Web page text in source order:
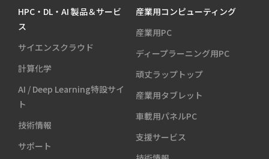
HPC・DL・AI 製品＆サービ
ス
サイエンスクラウド
計算化学
AI / Deep Learning特設サイ
ト
技術情報
サポート
産業用コンピューティング
産業用PC
ディープラーニング用PC
頑丈ラップトップ
産業用タブレット
車載用パネルPC
支援サービス